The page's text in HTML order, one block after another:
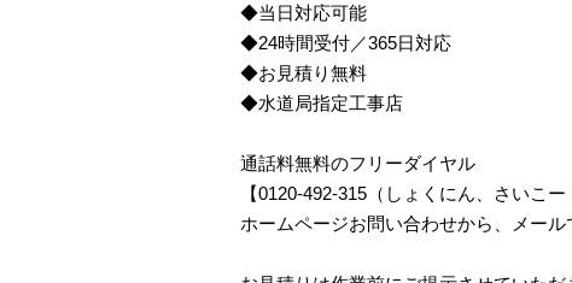
◆当日対応可能
◆24時間受付／365日対応
◆お見積り無料
◆水道局指定工事店
通話料無料のフリーダイヤル
【0120-492-315（しょくにん、さいこ
ホームページお問い合わせから、メール